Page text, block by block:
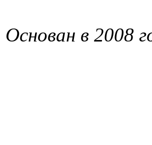
Основан в 2008